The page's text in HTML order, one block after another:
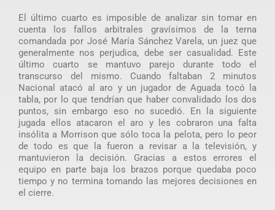
El último cuarto es imposible de analizar sin tomar en
cuenta los fallos arbitrales gravísimos de la terna
comandada por José María Sánchez Varela, un juez que
generalmente nos perjudica, debe ser casualidad. Este
último cuarto se mantuvo parejo durante todo el
transcurso del mismo. Cuando faltaban 2 minutos
Nacional atacó al aro y un jugador de Aguada tocó la
tabla, por lo que tendrían que haber convalidado los dos
puntos, sin embargo eso no sucedió. En la siguiente
jugada ellos atacaron el aro y les cobraron una falta
insólita a Morrison que sólo toca la pelota, pero lo peor
de todo es que la fueron a revisar a la televisión, y
mantuvieron la decisión. Gracias a estos errores el
equipo en parte baja los brazos porque quedaba poco
tiempo y no termina tomando las mejores decisiones en
el cierre.